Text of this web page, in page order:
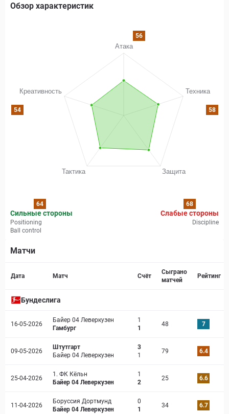
Обзор характеристик
56
54 58
64 68
Сильные стороны
Positioning
Ball control
Слабые стороны
Discipline
Матчи
Дата Матч Счёт
Сыграно
матчей
Рейтинг
Бундеслига
16-05-2026
Байер 04 Леверкузен
Гамбург
1
1
48 7
09-05-2026
Штутгарт
Байер 04 Леверкузен
3
1
79 6.4
25-04-2026
1. ФК Кёльн
Байер 04 Леверкузен
1
2
25 6.6
11-04-2026
Боруссия Дортмунд
Байер 04 Леверкузен
0
1
34 6.7